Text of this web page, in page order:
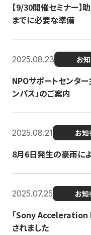
【9/30開催セミナー】
までに必要な準備
2025.08.23 お
NPOサポートセンタ
ンパス」のご案内
2025.08.21 お知
8月6日発生の豪雨に
2025.07.25 お知
「Sony Acceleration
されました